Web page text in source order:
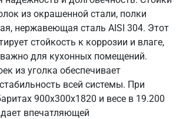
из окрашенной стали, полки
нержавеющая сталь AISI 304. Этот
стойкость к коррозии и влаге,
для кухонных помещений.
из уголка обеспечивает
всей системы. При
900х300х1820 и весе в 19.200
впечатляющей